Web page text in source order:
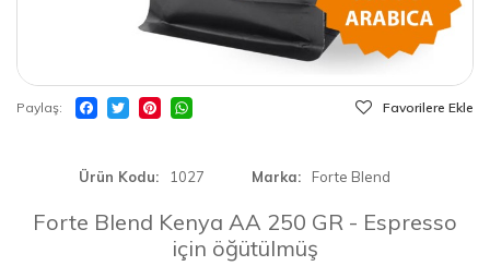
Paylaş Favorilere Ekle
Ürün Kodu 1027 Marka Forte Blend
Forte Blend Kenya AA 250 GR - Espresso
için öğütülmüş